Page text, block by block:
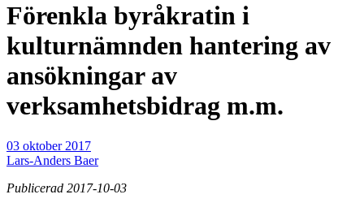
Förenkla byråkratin i
kulturnämnden hantering av
ansökningar av
verksamhetsbidrag m.m.
03 oktober 2017
Lars-Anders Baer
Publicerad 2017-10-03